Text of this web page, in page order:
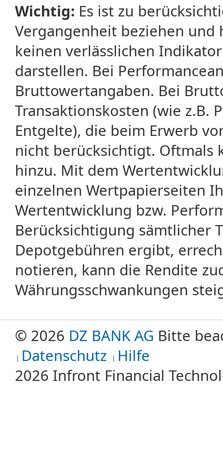
Wichtig: Es ist zu
Vergangenheit beziehen
keinen verlässlichen
darstellen. Bei
Bruttowertangaben. Bei
Transaktionskosten (wie z.B.
Entgelte), die beim Erwerb
nicht berücksichtigt. Oftmals
hinzu. Mit dem
einzelnen Wertpapierseiten
Wertentwicklung bzw.
Berücksichtigung sämtlicher
Depotgebühren ergibt,
notieren, kann die Rendite
Währungsschwankungen
© 2026 DZ BANK AG Bitte
Datenschutz Hilfe
2026 Infront Financial